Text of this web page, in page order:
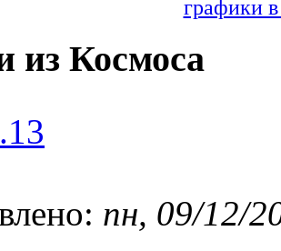
графики
из Космоса
пн, 09/12/